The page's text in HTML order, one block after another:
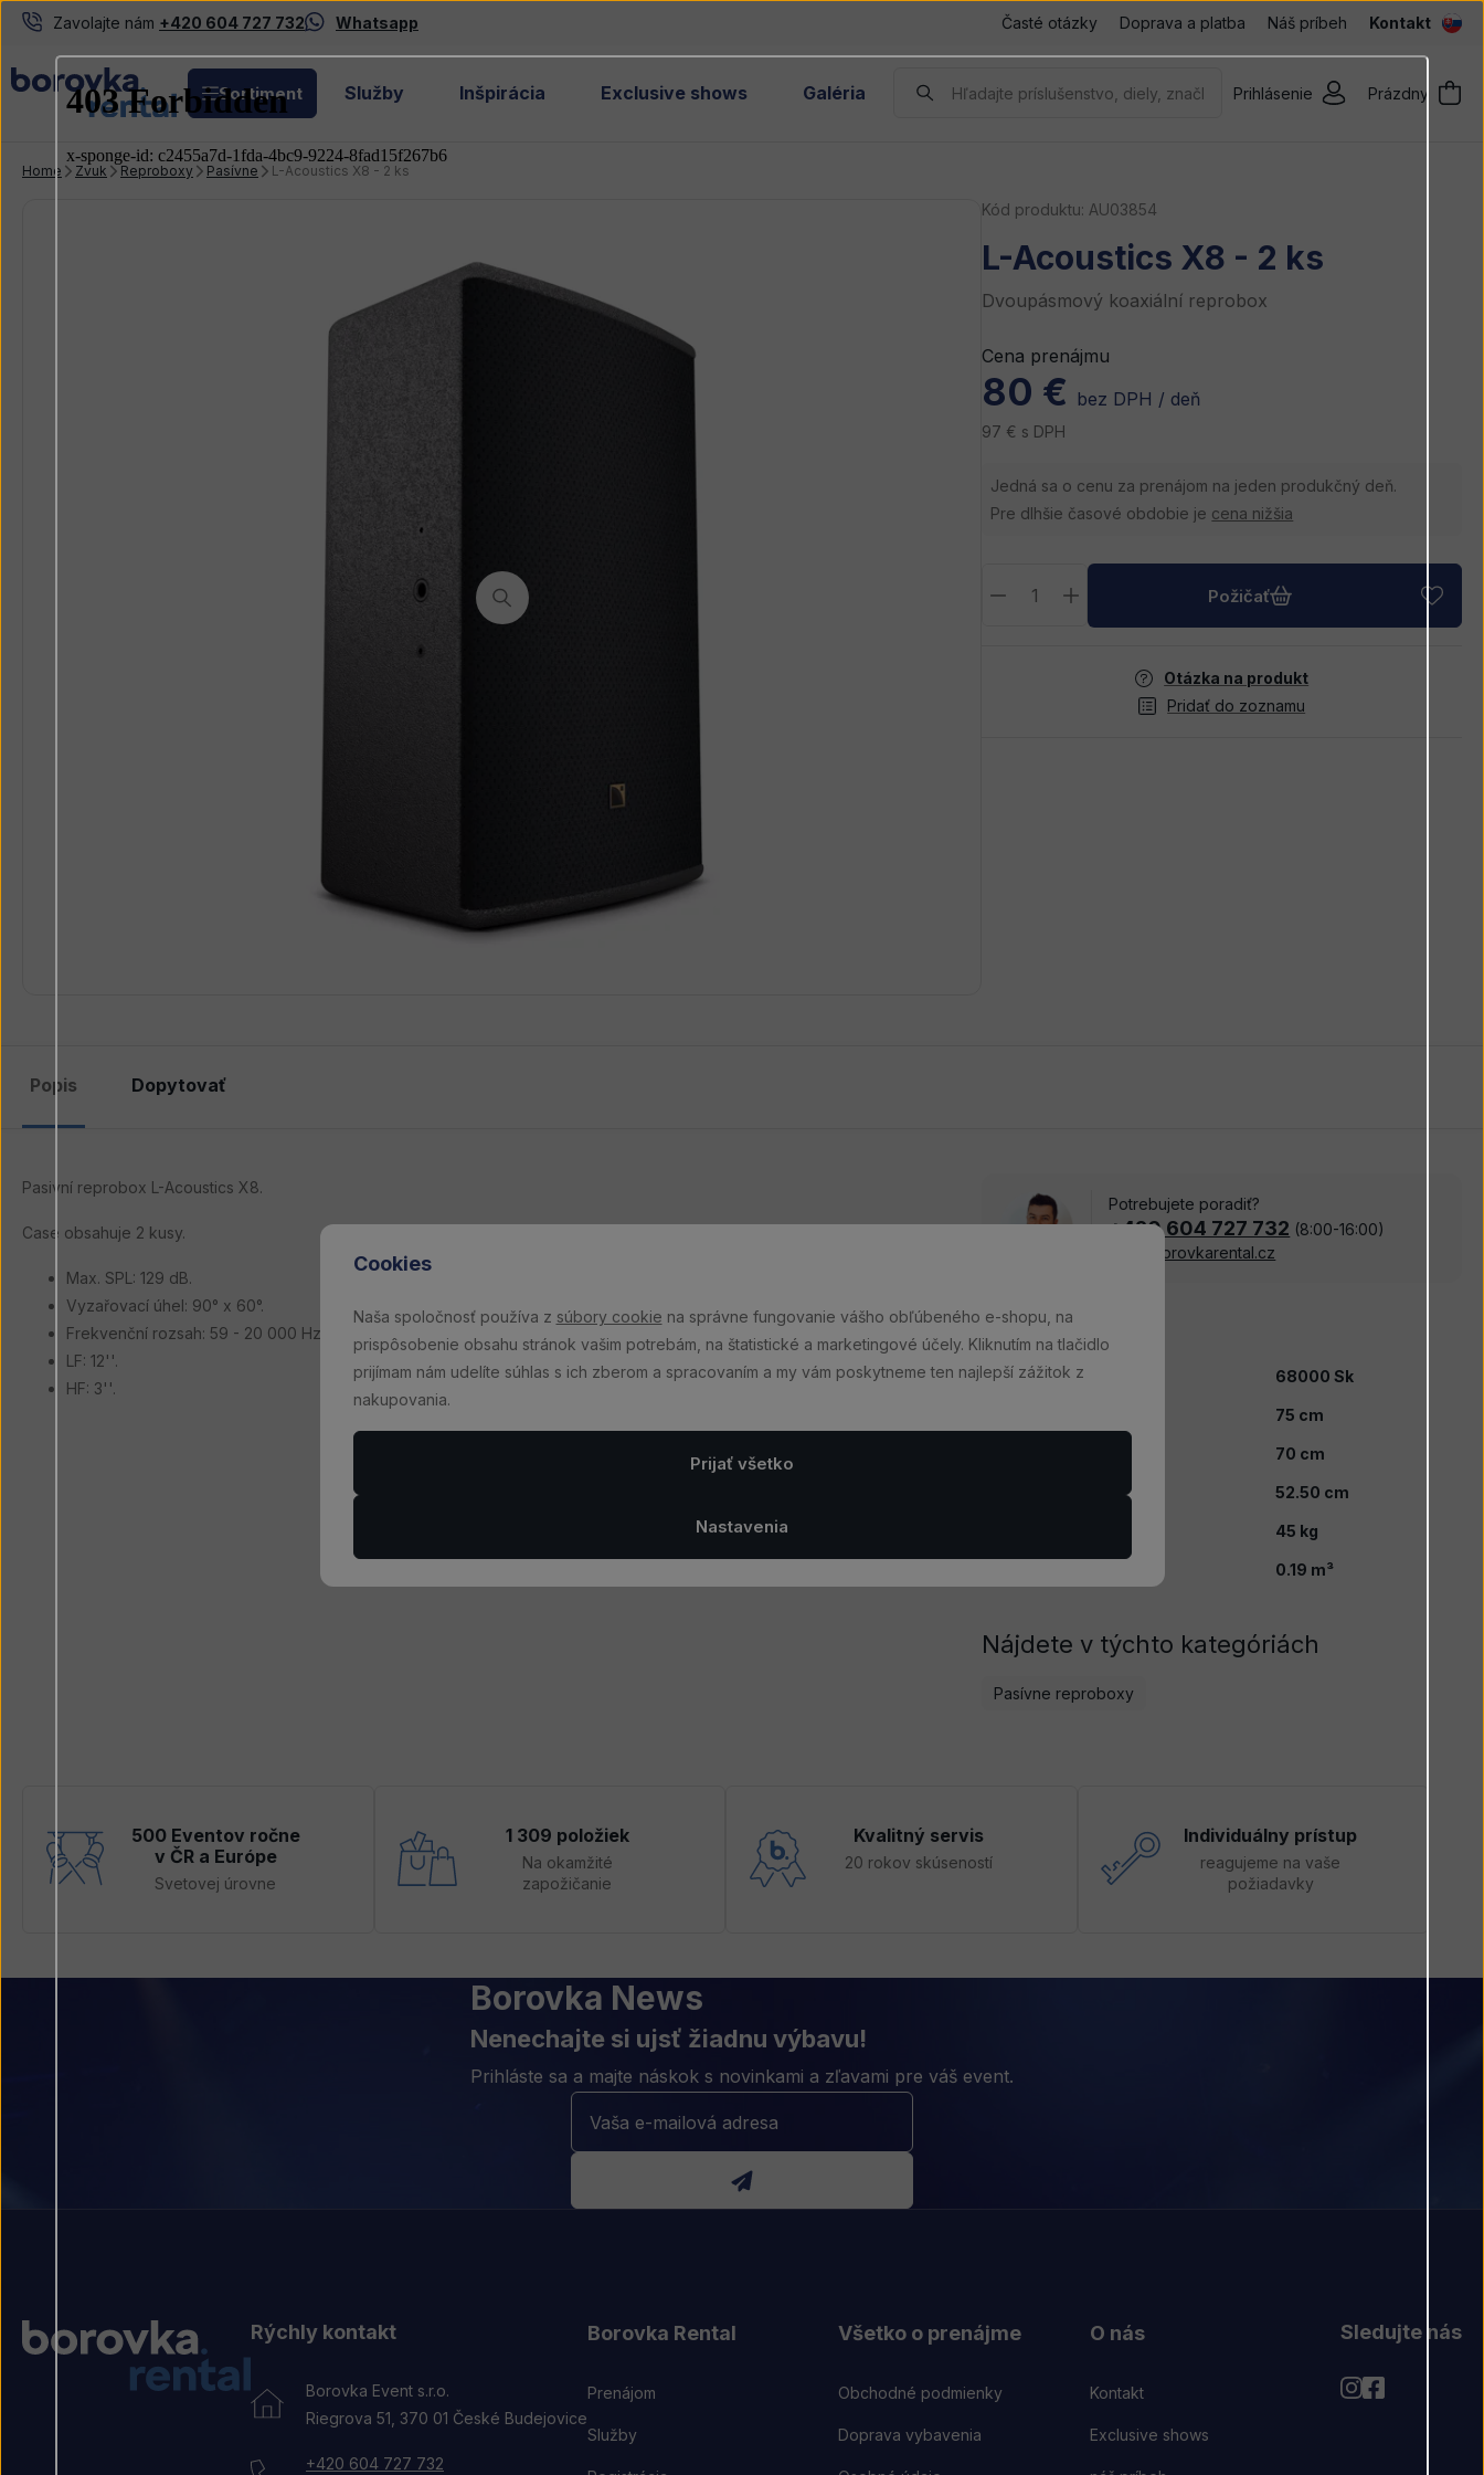
Zavolajte nám +420 604 727 732 Whatsapp Časté otázky Doprava a platba Náš príbeh Kontakt
Sortiment Služby Inšpirácia Exclusive shows Galéria Prihlásenie Prázdny
Home Zvuk Reproboxy Pasívne L-Acoustics X8 - 2 ks
Kód produktu:AU03854
L-Acoustics X8 - 2 ks
Dvoupásmový koaxiální reprobox
Cena prenájmu
80 € bez DPH / deň
97 € s DPH
Jedná sa o cenu za prenájom na jeden produkčný deň.
Pre dlhšie časové obdobie je cena nižšia
Požičať
Otázka na produkt
Pridať do zoznamu
Popis Dopytovať
Pasivní reprobox L-Acoustics X8.
Case obsahuje 2 kusy.
Max. SPL: 129 dB.
Vyzařovací úhel: 90° x 60°.
Frekvenční rozsah: 59 - 20 000 Hz.
LF: 12''.
HF: 3''.
Potrebujete poradiť?
+420 604 727 732 (8:00-16:00)
info@borovkarental.cz
Parametre
Cena pri strate 68000 Sk
75 cm
70 cm
52.50 cm
45 kg
0.19 m³
Nájdete v týchto kategóriách
Pasívne reproboxy
500 Eventov ročne
v ČR a Európe
Svetovej úrovne
1 309 položiek
Na okamžité
zapožičanie
Kvalitný servis
20 rokov skúseností
Individuálny prístup
reagujeme na vaše
požiadavky
Borovka News
Nenechajte si ujsť žiadnu výbavu!
Prihláste sa a majte náskok s novinkami a zľavami pre váš event.
Rýchly kontakt
Borovka Event s.r.o.
Riegrova 51, 370 01 České Budejovice
+420 604 727 732
Borovka Rental
Prenájom
Služby
Všetko o prenájme
Obchodné podmienky
Doprava vybavenia
O nás
Kontakt
Exclusive shows
Sledujte nás
Cookies
Naša spoločnosť používa z súbory cookie na správne fungovanie vášho obľúbeného e-shopu, na
prispôsobenie obsahu stránok vašim potrebám, na štatistické a marketingové účely. Kliknutím na tlačidlo
prijímam nám udelíte súhlas s ich zberom a spracovaním a my vám poskytneme ten najlepší zážitok z
nakupovania.
Nastavenia
Prijať všetko